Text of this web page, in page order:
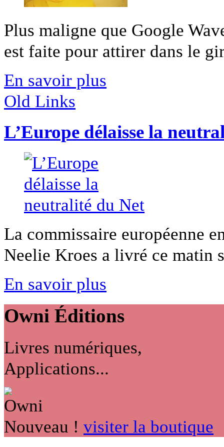
Plus maligne que Google
est faite pour attirer dans le
En savoir plus
Old Links
L’Europe délaisse la
La commissaire européenne
Neelie Kroes a livré ce matin
En savoir plus
Owni Éditions
Livres numériques,
Applications...
Nouveau ! visiter la boutique